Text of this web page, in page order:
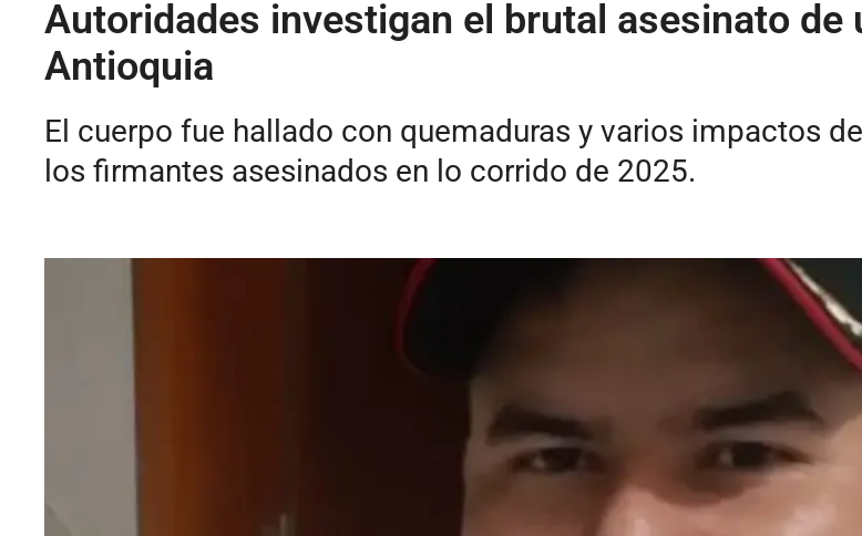
Autoridades investigan el brutal asesinato de
Antioquia
El cuerpo fue hallado con quemaduras y varios impactos
los firmantes asesinados en lo corrido de 2025.